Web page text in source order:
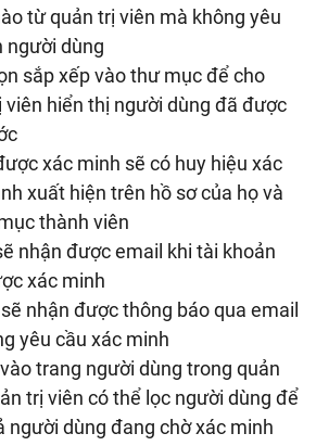
từ quản trị viên mà không yêu
người dùng
sắp xếp vào thư mục để cho
viên hiển thị người dùng đã được
xác minh sẽ có huy hiệu xác
xuất hiện trên hồ sơ của họ và
thành viên
nhận được email khi tài khoản
xác minh
nhận được thông báo qua email
yêu cầu xác minh
trang người dùng trong quản
trị viên có thể lọc người dùng để
người dùng đang chờ xác minh